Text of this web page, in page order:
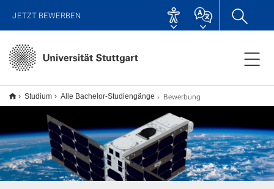
JETZT BEWERBEN
Studium Alle Bachelor-Studiengänge Bewerbung